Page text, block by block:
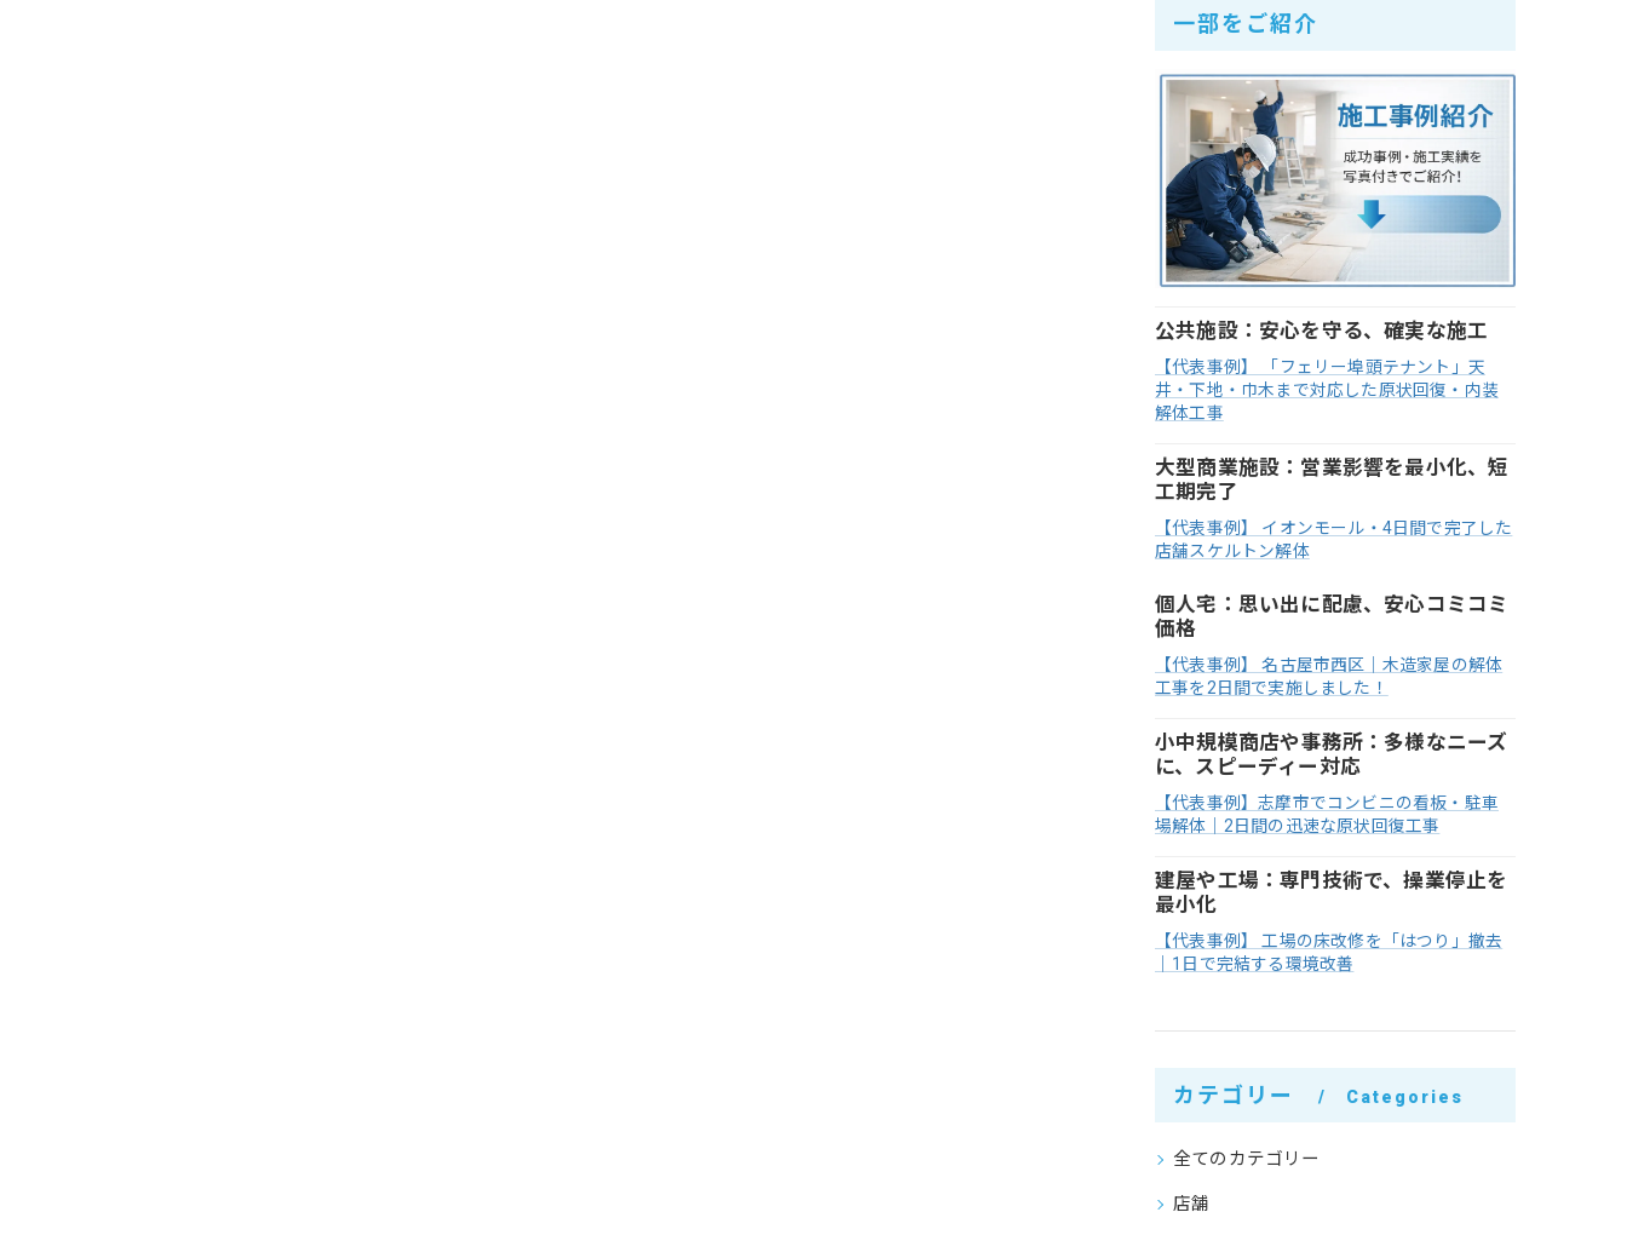
一部をご紹介
公共施設：安心を守る、確実な施工
【代表事例】 「フェリー埠頭テナント」天
井・下地・巾木まで対応した原状回復・内装
解体工事
大型商業施設：営業影響を最小化、短
工期完了
【代表事例】 イオンモール・4日間で完了した
店舗スケルトン解体
個人宅：思い出に配慮、安心コミコミ
価格
【代表事例】 名古屋市西区｜木造家屋の解体
工事を2日間で実施しました！
小中規模商店や事務所：多様なニーズ
に、スピーディー対応
【代表事例】志摩市でコンビニの看板・駐車
場解体｜2日間の迅速な原状回復工事
建屋や工場：専門技術で、操業停止を
最小化
【代表事例】 工場の床改修を「はつり」撤去
｜1日で完結する環境改善
カテゴリー Categories
全てのカテゴリー
店舗